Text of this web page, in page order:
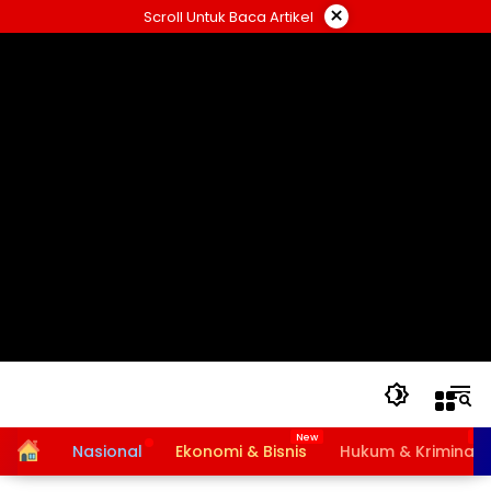
ke
Scroll Untuk Baca Artikel ×
HomeNasional Ekonomi & Bisnis Hukum & Kriminal